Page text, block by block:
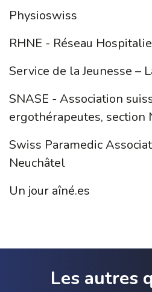
Physioswiss
RHNE - Réseau
Service de la Jeunesse –
SNASE - Association
ergothérapeutes, section
Swiss Paramedic
Neuchâtel
Un jour aîné.es
Les autres